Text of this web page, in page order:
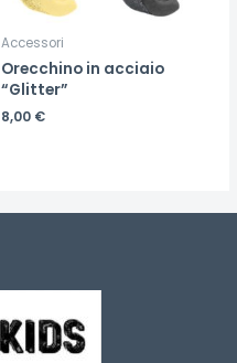
Accessori
Orecchino in acciaio
“Glitter”
8,00 €